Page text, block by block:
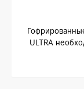
ULTRA